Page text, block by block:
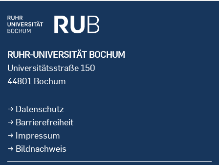
RUHR-UNIVERSITÄT BOCHUM
Universitätsstraße 150
44801 Bochum
Datenschutz
Barrierefreiheit
Impressum
Bildnachweis